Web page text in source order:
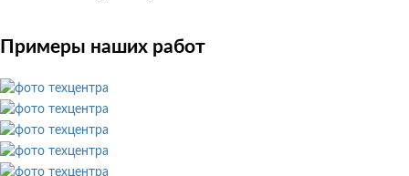
Примеры наших работ